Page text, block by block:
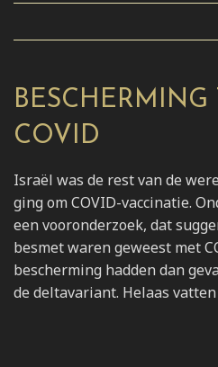
BESCHERMING
COVID
Israël was de rest van de
ging om COVID-vaccinatie.
een vooronderzoek, dat
besmet waren geweest met
bescherming hadden dan
de deltavariant. Helaas